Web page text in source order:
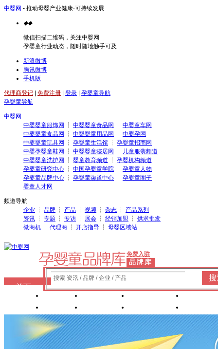
中婴网 - 推动母婴产业健康·可持续发展
◆◆
微信扫描二维码，关注中婴网
孕婴童行业动态，随时随地触手可及
新浪微博
腾讯微博
手机版
代理商登记 免费注册 登录
孕婴童导航
孕婴童导航
中婴网
中婴婴童服饰网
┆ 中婴婴童食品网 ┆ 中婴童车网
中婴婴童食品网
┆ 中婴婴童用品网 ┆ 中婴孕网
中婴婴童玩具网
┆ 孕婴童生活馆 ┆ 孕婴童招商网
中婴孕婴童鞋网
┆ 中婴婴童寝居网 ┆
儿童服装频道
中婴婴童洗护网
┆ 婴童教育频道 ┆ 孕婴机构频道
孕婴童研究中心 ┆ 中国孕婴童学院 ┆ 孕婴童人物
孕婴童品牌中心 ┆ 孕婴童渠道中心 ┆ 孕婴童圈子
婴童人才网
频道导航
企业 ┆ 品牌 ┆ 产品 ┆ 视频 ┆ 杂志 ┆ 产品系列
资讯 ┆ 专题 ┆ 专访 ┆ 展会 ┆ 经销加盟 ┆ 供求批发
微商机 ┆ 代理商 ┆ 开店指导 ┆ 母婴区域站
免费入驻
品牌库
搜索 资讯 / 品牌 / 企业 / 产品
搜
首页